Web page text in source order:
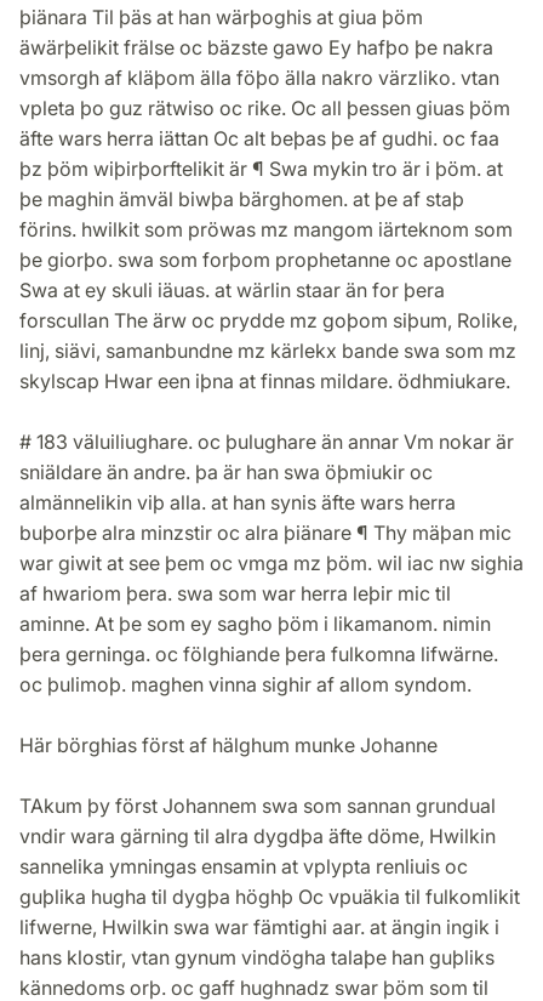
þiänara Til þäs at han wärþoghis at giua þöm
äwärþelikit frälse oc bäzste gawo Ey hafþo þe nakra
vmsorgh af kläþom älla föþo älla nakro värzliko. vtan
vpleta þo guz rätwiso oc rike. Oc all þessen giuas þöm
äfte wars herra iättan Oc alt beþas þe af gudhi. oc faa
þz þöm wiþirþorftelikit är ¶ Swa mykin tro är i þöm. at
þe maghin ämväl biwþa bärghomen. at þe af staþ
förins. hwilkit som pröwas mz mangom iärteknom som
þe giorþo. swa som forþom prophetanne oc apostlane
Swa at ey skuli iäuas. at wärlin staar än for þera
forscullan The ärw oc prydde mz goþom siþum, Rolike,
linj, siävi, samanbundne mz kärlekx bande swa som mz
skylscap Hwar een iþna at finnas mildare. ödhmiukare.
# 183 väluiliughare. oc þulughare än annar Vm nokar är
sniäldare än andre. þa är han swa öþmiukir oc
almännelikin viþ alla. at han synis äfte wars herra
buþorþe alra minzstir oc alra þiänare ¶ Thy mäþan mic
war giwit at see þem oc vmga mz þöm. wil iac nw sighia
af hwariom þera. swa som war herra leþir mic til
aminne. At þe som ey sagho þöm i likamanom. nimin
þera gerninga. oc fölghiande þera fulkomna lifwärne.
oc þulimoþ. maghen vinna sighir af allom syndom.
Här börghias först af hälghum munke Johanne
TAkum þy först Johannem swa som sannan grundual
vndir wara gärning til alra dygdþa äfte döme, Hwilkin
sannelika ymningas ensamin at vplypta renliuis oc
guþlika hugha til dygþa höghþ Oc vpuäkia til fulkomlikit
lifwerne, Hwilkin swa war fämtighi aar. at ängin ingik i
hans klostir, vtan gynum vindögha talaþe han guþliks
kännedoms orþ. oc gaff hughnadz swar þöm som til